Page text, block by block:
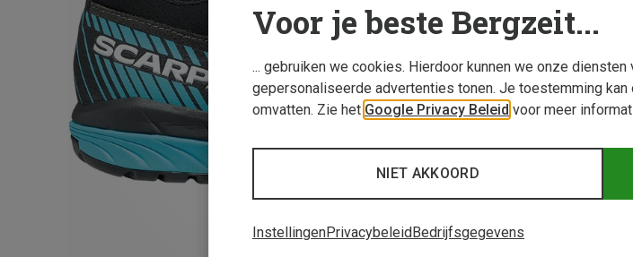
Voor je beste Bergzeit...
... gebruiken we cookies. Hierdoor kunnen we onze
gepersonaliseerde advertenties tonen. Je toestemming
omvatten. Zie het Google Privacy Beleid voor meer
NIET AKKOORD
InstellingenPrivacybeleid Bedrijfsgegevens